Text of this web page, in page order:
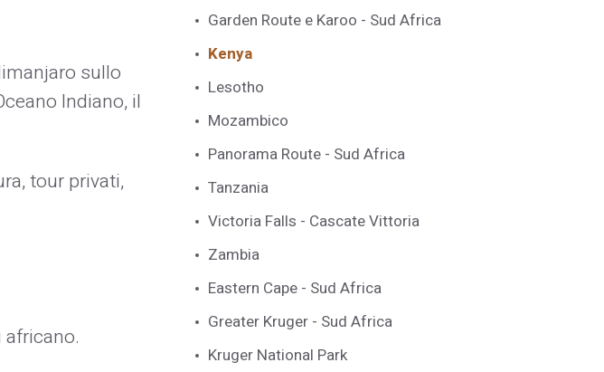
sullo
Indiano, il
tour privati,
Garden Route e Karoo - Sud Africa
Kenya
Lesotho
Mozambico
Panorama Route - Sud Africa
Tanzania
Victoria Falls - Cascate Vittoria
Zambia
Eastern Cape - Sud Africa
Greater Kruger - Sud Africa
Kruger National Park